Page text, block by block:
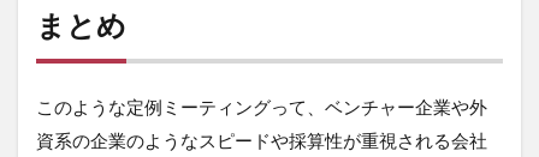
まとめ
このような定例ミーティングって、ベンチャー企業や外
資系の企業のようなスピードや採算性が重視される会社